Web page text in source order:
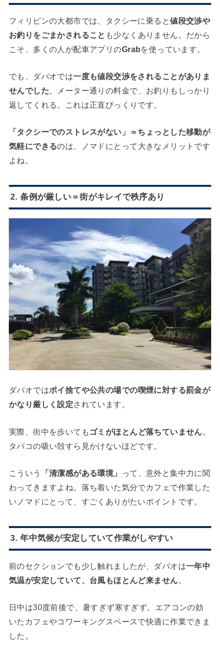
フィリピンの大都市では、タクシーに乗ると値段交渉や
お釣りをごまかされること も少なくありません。だから
こそ、多くの人が配車アプリのGrabを使っています。
でも、ダバオでは一度も値段交渉をされることがありま
せんでした。メーター通りの料金で、お釣りもしっかり
返してくれる。これは正直びっくりです。
「タクシーでのストレスがない」＝ちょっとした移動が
気軽にできるのは、ノマドにとって大きなメリットです
よね。
2. 条例が厳しい＝街がキレイで秩序あり
ダバオではポイ捨てや公共の場での喫煙に対する罰金が
かなり厳しく設定されています。
実際、街中を歩いても ゴミがほとんど落ちていません
タバコの吸い殻すら見かけないほどです。
こういう 「清潔感がある環境」
って、意外と集中力に関
わってきますよね。落ち着いた気分でカフェで作業した
いノマドにとって、すごくありがたいポイントです。
3. 年中気候が安定していて作業がしやすい
前のセクションでも少し触れましたが、ダバオは一年中
気温が安定していて、台風もほとんど来ません。
日中は30度前後で、暑すぎず寒すぎず。エアコンの効
いたカフェやコワーキングスペースで快適に作業できま
した。